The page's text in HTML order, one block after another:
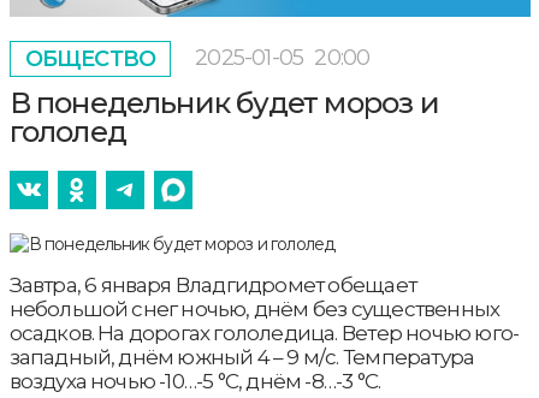
ОБЩЕСТВО 2025-01-05 20:00
В понедельник будет мороз и
гололед
Завтра, 6 января Владгидромет обещает
небольшой снег ночью, днём без существенных
осадков. На дорогах гололедица. Ветер ночью юго-
западный, днём южный 4 – 9 м/с. Температура
воздуха ночью -10…-5 °С, днём -8…-3 °С.